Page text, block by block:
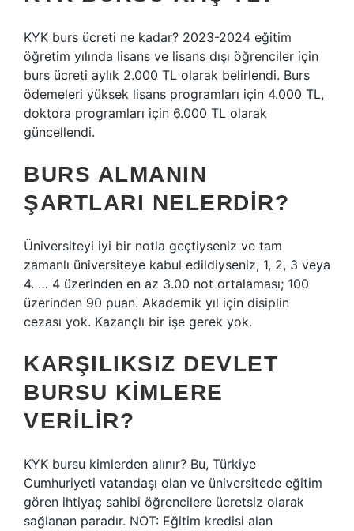
KYK burs ücreti ne kadar? 2023-2024 eğitim
öğretim yılında lisans ve lisans dışı öğrenciler için
burs ücreti aylık 2.000 TL olarak belirlendi. Burs
ödemeleri yüksek lisans programları için 4.000 TL,
doktora programları için 6.000 TL olarak
güncellendi.
BURS ALMANIN
ŞARTLARI NELERDIR?
Üniversiteyi iyi bir notla geçtiyseniz ve tam
zamanlı üniversiteye kabul edildiyseniz, 1, 2, 3 veya
4. … 4 üzerinden en az 3.00 not ortalaması; 100
üzerinden 90 puan. Akademik yıl için disiplin
cezası yok. Kazançlı bir işe gerek yok.
KARŞILIKSIZ DEVLET
BURSU KIMLERE
VERILIR?
KYK bursu kimlerden alınır? Bu, Türkiye
Cumhuriyeti vatandaşı olan ve üniversitede eğitim
gören ihtiyaç sahibi öğrencilere ücretsiz olarak
sağlanan paradır. NOT: Eğitim kredisi alan